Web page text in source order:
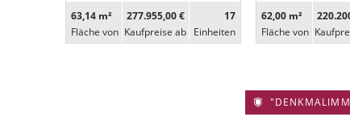
63,14 m²
Fläche von
277.955,00 €
Kaufpreise ab
17
Ein­heiten
62,00 m²
Fläche von